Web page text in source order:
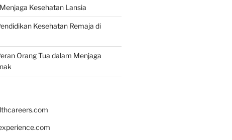
Kesehatan Lansia
Kesehatan Remaja di
Orang Tua dalam Menjaga